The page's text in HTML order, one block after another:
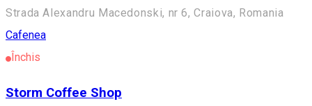
Strada Alexandru Macedonski, nr 6, Craiova, Romania
Cafenea
Închis
Storm Coffee Shop